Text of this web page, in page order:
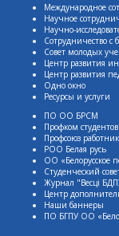
Международное
Научное
Научно-
Сотрудничество с
Совет молодых
Центр развития
Центр развития
Одно окно
Ресурсы и услуги
ПО ОО БРСМ
Профком
Профсоюз
РОО Белая русь
ОО «Белорусское
Студенческий
Журнал "Весцi
Центр
Наши баннеры
ПО БГПУ ОО